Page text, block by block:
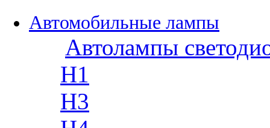
Автомобильные лампы
Автолампы
H1
H3